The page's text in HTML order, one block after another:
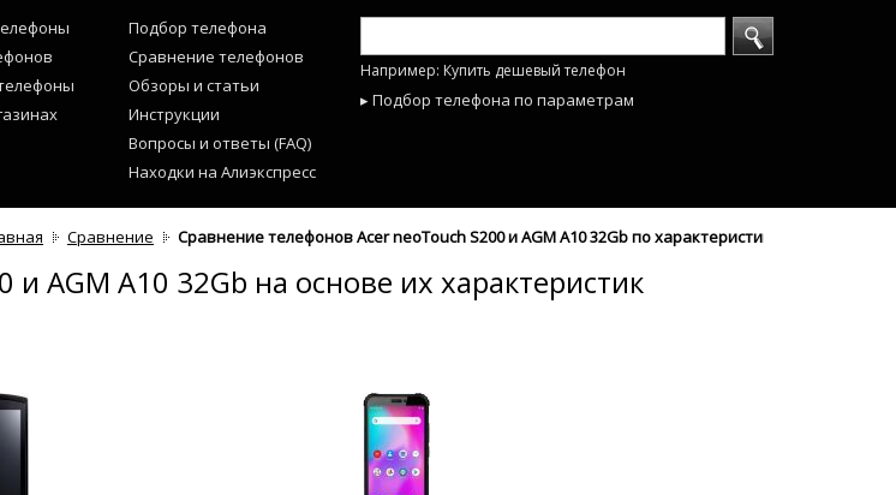
Подбор телефона
Сравнение телефонов
Обзоры и статьи
Инструкции
Вопросы и ответы (FAQ)
Находки на Алиэкспресс
Например: Купить дешевый телефон
▸ Подбор телефона по параметрам
Сравнение Сравнение телефонов Acer neoTouch S200 и AGM A10 32Gb по характеристикам -
AGM A10 32Gb на основе их характеристик